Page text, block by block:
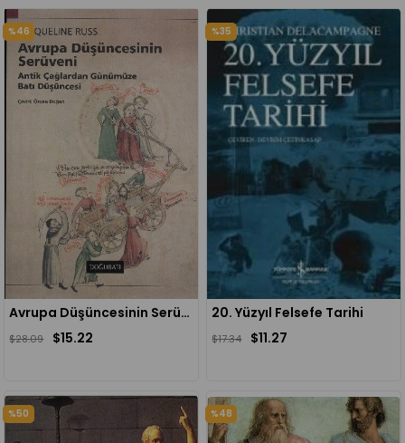
Avrupa Düşüncesinin Serüveni Antik Çağlardan Günümüze Batı Düşüncesi
$15.22
$28.09
%46
20. Yüzyıl Felsefe Tarihi
$11.27
$17.34
%35
%50 %48